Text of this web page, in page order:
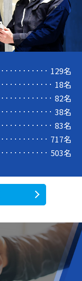
129名
18名
82名
38名
83名
717名
503名